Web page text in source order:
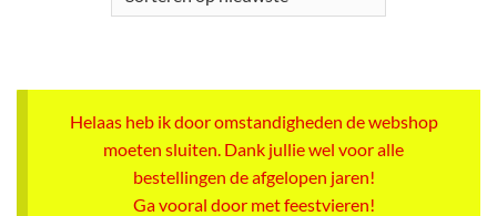
Helaas heb ik door omstandigheden de webshop
moeten sluiten. Dank jullie wel voor alle
bestellingen de afgelopen jaren!
Ga vooral door met feestvieren!